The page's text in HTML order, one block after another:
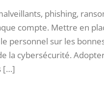
phishing,
compte. Mettre en
personnel sur les
la cybersécurité.
[…]